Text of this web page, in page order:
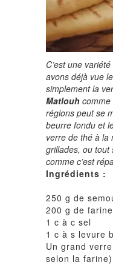
C’est une
avons déjà vue
simplement la
Matlouh comme
régions peut se
beurre fondu et
verre de thé à la
grillades, ou tout
comme c’est
Ingrédients :
250 g de
200 g de
1 c à c sel
1 c à s levure
Un grand
selon la farine)